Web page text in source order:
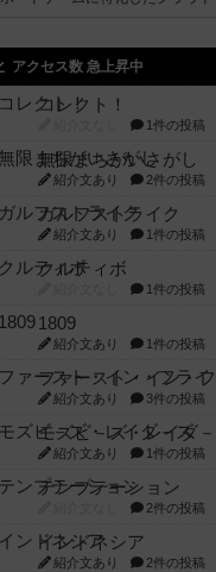
アクセス数 急上昇中
コレクト！
1件の投稿
無限まちがいさがし
紹介文あり 2件の投稿
ガルフストライク
紹介文あり 1件の投稿
クルティボ
1件の投稿
1809
紹介文あり 1件の投稿
紹介文あり 3件の投稿
モズビ－ズ・レイダ
紹介文あり 1件の投稿
テンプテーション
2件の投稿
インドネシア
紹介文あり 2件の投稿